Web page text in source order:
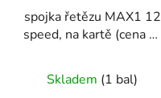
spojka řetězu MAX1 12
speed, na kartě (cena za
Skladem (1 bal)